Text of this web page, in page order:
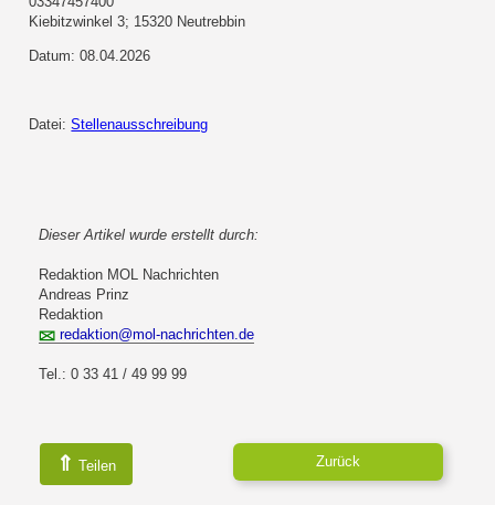
Kiebitzwinkel 3; 15320 Neutrebbin
Datum: 08.04.2026
Datei:Stellenausschreibung
Dieser Artikel wurde erstellt durch:
Redaktion MOL Nachrichten
Andreas Prinz
Redaktion
redaktion@mol-nachrichten.de
Tel.: 0 33 41 / 49 99 99
⇑ Teilen Zurück